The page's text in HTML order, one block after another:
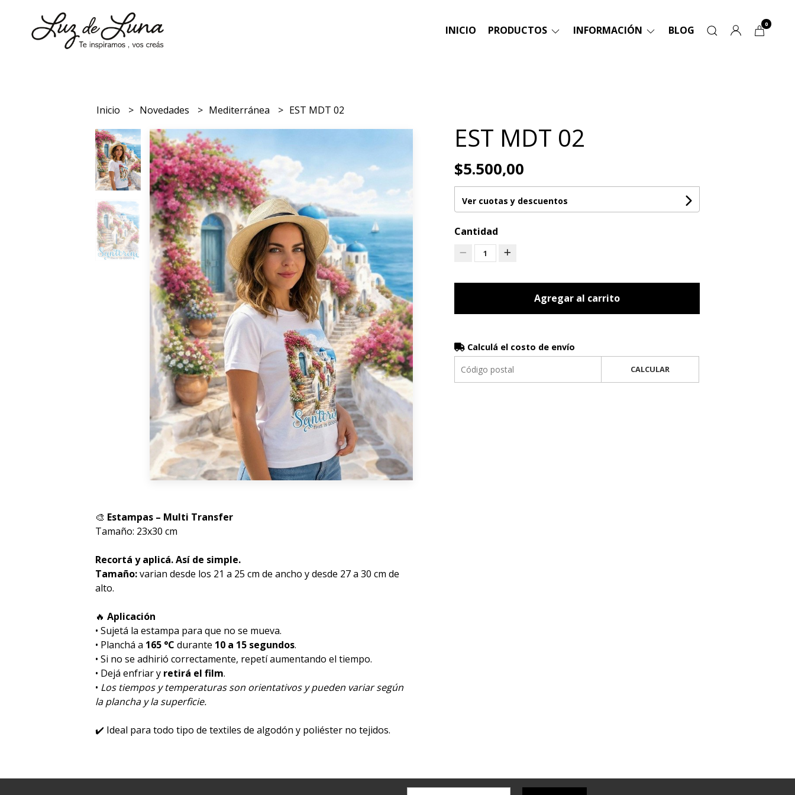
INICIO PRODUCTOS INFORMACIÓN BLOG 0
Inicio Novedades Mediterránea EST MDT 02
🎨 Estampas – Multi Transfer
Tamaño: 23x30 cm
Recortá y aplicá. Así de simple.
Tamaño:varian desde los 21 a 25 cm de ancho y desde 27 a 30 cm de
alto.
🔥 Aplicación
• Sujetá la estampa para que no se mueva.
• Planchá a 165 °C durante 10 a 15 segundos.
• Si no se adhirió correctamente, repetí aumentando el tiempo.
• Dejá enfriar y retirá el film.
• Los tiempos y temperaturas son orientativos y pueden variar según
la plancha y la superficie.
✔️ Ideal para todo tipo de textiles de algodón y poliéster no tejidos.
EST MDT 02
$5.500,00
Ver cuotas y descuentos
Cantidad
1
Agregar al carrito
Calculá el costo de envío
CALCULAR